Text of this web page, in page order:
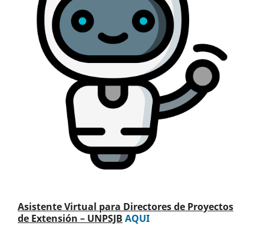
Asistente Virtual para Directores de Proyectos
de Extensión – UNPSJB AQUI